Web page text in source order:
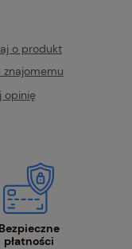
o produkt
znajomemu
opinię
Bezpieczne
płatności